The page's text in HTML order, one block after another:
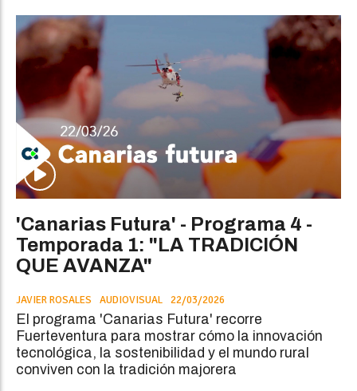
'Canarias Futura' - Programa 4 -
Temporada 1: "LA TRADICIÓN
QUE AVANZA"
JAVIER ROSALES AUDIOVISUAL 22/03/2026
El programa 'Canarias Futura' recorre
Fuerteventura para mostrar cómo la innovación
tecnológica, la sostenibilidad y el mundo rural
conviven con la tradición majorera